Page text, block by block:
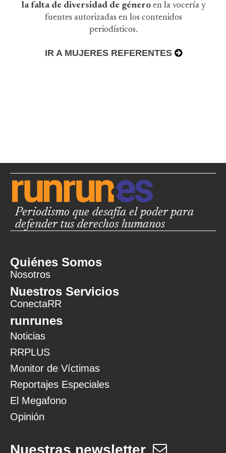
la falta de diversidad de género en la vocería y
fuentes autorizadas en los contenidos
periodísticos.
IR A MUJERES REFERENTES
Periodismo que desafía el poder para
defender tus derechos humanos
Quiénes Somos
Nosotros
Nuestros Servicios
ConectaRR
runrunes
Noticias
RRPLUS
Monitor de Víctimas
Reportajes Especiales
El Megafono
Opinión